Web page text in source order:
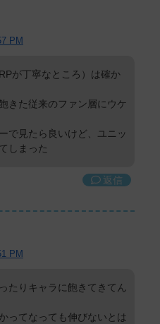
PM
が丁寧なところ）は確か
きた従来のファン層にウケ
で見たら良いけど、ユニッ
しまった
返信
PM
たりキャラに飽きてきてん
ってなっても伸びないとは